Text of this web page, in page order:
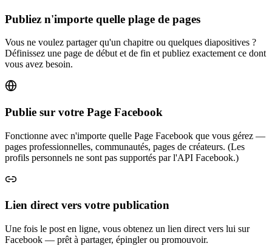
Publiez n'importe quelle plage de pages
Vous ne voulez partager qu'un chapitre ou quelques diapositives ?
Définissez une page de début et de fin et publiez exactement ce dont
vous avez besoin.
Publie sur votre Page Facebook
Fonctionne avec n'importe quelle Page Facebook que vous gérez —
pages professionnelles, communautés, pages de créateurs. (Les
profils personnels ne sont pas supportés par l'API Facebook.)
Lien direct vers votre publication
Une fois le post en ligne, vous obtenez un lien direct vers lui sur
Facebook — prêt à partager, épingler ou promouvoir.